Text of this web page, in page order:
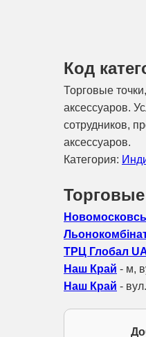
Код
Торговые
аксессуаров.
сотрудников,
аксессуаров.
Категория:
ТРЦ Глобал
Наш Край - м,
Наш Край -